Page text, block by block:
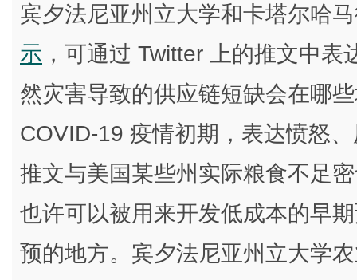
宾夕法尼亚州立大学和卡塔尔哈
示 ，可通过 Twitter 上的推文中
然灾害导致的供应链短缺会在哪
COVID-19 疫情初期，表达愤怒
推文与美国某些州实际粮食不足
也许可以被用来开发低成本的早
预的地方。宾夕法尼亚州立大学